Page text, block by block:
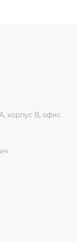
корпус В, офис